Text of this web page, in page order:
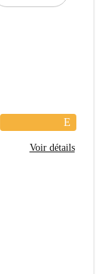
E
Voir détails